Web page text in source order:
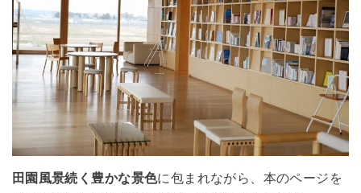
田園風景続く豊かな景色に包まれながら、本のページを